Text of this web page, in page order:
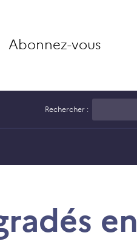
Abonnez-vous
Rechercher :
en